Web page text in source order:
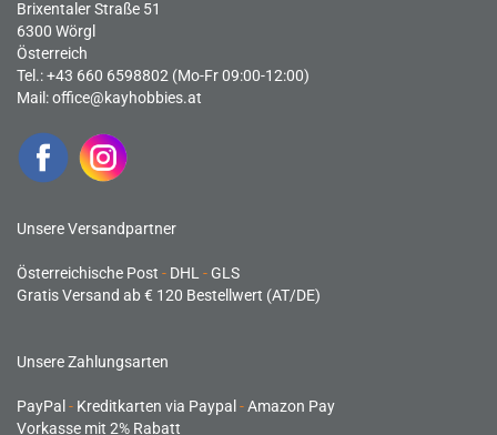
Brixentaler Straße 51
6300 Wörgl
Österreich
Tel.: +43 660 6598802 (Mo-Fr 09:00-12:00)
Mail:office@kayhobbies.at
Unsere Versandpartner
Österreichische Post - DHL -GLS
Gratis Versand ab € 120 Bestellwert (AT/DE)
Unsere Zahlungsarten
PayPal - Kreditkarten via Paypal -Amazon Pay
Vorkasse mit 2% Rabatt